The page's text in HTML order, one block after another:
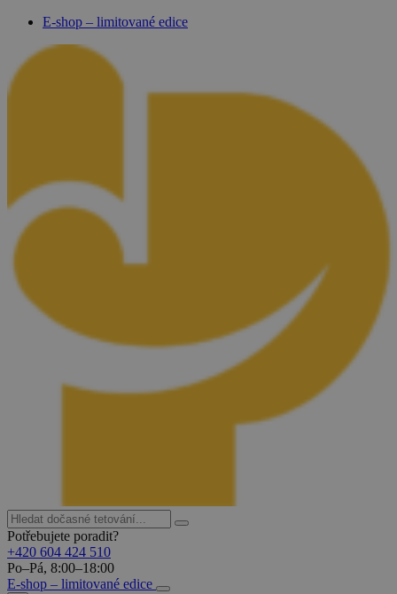
E-shop – limitované edice
Potřebujete poradit?
+420 604 424 510
Po–Pá, 8:00–18:00
E-shop – limitované edice